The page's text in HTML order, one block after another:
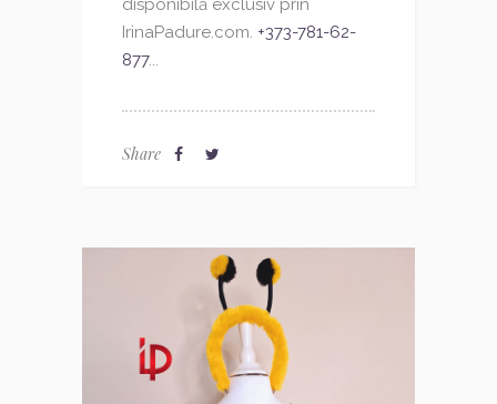
disponibilă exclusiv prin
IrinaPadure.com. +373-781-62-
877...
Share